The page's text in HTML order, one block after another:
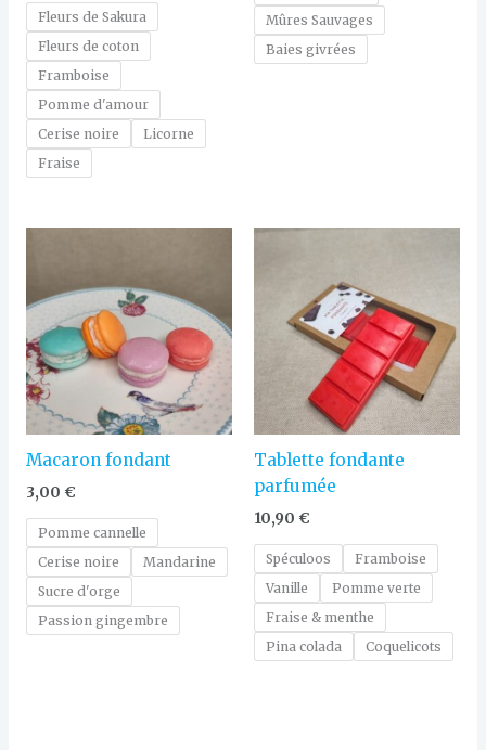
Fleurs de Sakura
Fleurs de coton
Framboise
Pomme d'amour
Cerise noire
Licorne
Fraise
Mûres Sauvages
Baies givrées
Macaron fondant
3,00 €
Pomme cannelle
Cerise noire
Mandarine
Sucre d'orge
Passion gingembre
Tablette fondante
parfumée
10,90 €
Spéculoos
Framboise
Vanille
Pomme verte
Fraise & menthe
Pina colada
Coquelicots